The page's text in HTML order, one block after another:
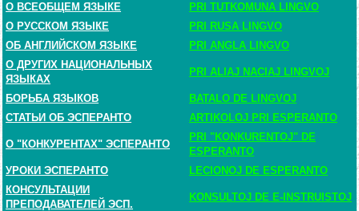
О ВСЕОБЩЕМ ЯЗЫКЕ
PRI TUTKOMUNA LINGVO
О РУССКОМ ЯЗЫКЕ
PRI RUSA LINGVO
ОБ АНГЛИЙСКОМ ЯЗЫКЕ
PRI ANGLA LINGVO
О ДРУГИХ НАЦИОНАЛЬНЫХ
ЯЗЫКАХ
PRI ALIAJ NACIAJ LINGVOJ
БОРЬБА ЯЗЫКОВ
BATALO DE LINGVOJ
СТАТЬИ ОБ ЭСПЕРАНТО
ARTIKOLOJ PRI ESPERANTO
О "КОНКУРЕНТАХ" ЭСПЕРАНТО
PRI "KONKURENTOJ" DE
ESPERANTO
УРОКИ ЭСПЕРАНТО
LECIONOJ DE ESPERANTO
КОНСУЛЬТАЦИИ
ПРЕПОДАВАТЕЛЕЙ ЭСП.
KONSULTOJ DE E-INSTRUISTOJ